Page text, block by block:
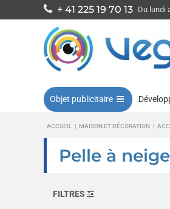
+ 41 225 19 70 13 Du lundi
Objet publicitaire
ACCUEIL | MAISON ET DÉCORATION |
Pelle à
FILTRES